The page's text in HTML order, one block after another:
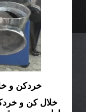
خردکن و
خلال کن و